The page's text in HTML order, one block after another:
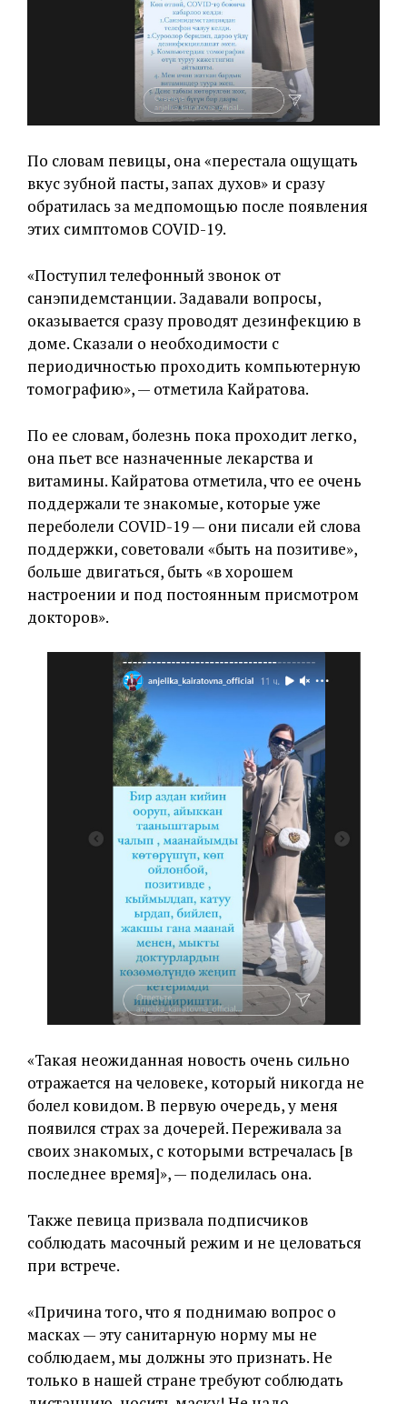
По словам певицы, она «перестала ощущать
вкус зубной пасты, запах духов» и сразу
обратилась за медпомощью после появления
этих симптомов COVID-19.
«Поступил телефонный звонок от
санэпидемстанции. Задавали вопросы,
оказывается сразу проводят дезинфекцию в
доме. Сказали о необходимости с
периодичностью проходить компьютерную
томографию», — отметила Кайратова.
По ее словам, болезнь пока проходит легко,
она пьет все назначенные лекарства и
витамины. Кайратова отметила, что ее очень
поддержали те знакомые, которые уже
переболели COVID-19 — они писали ей слова
поддержки, советовали «быть на позитиве»,
больше двигаться, быть «в хорошем
настроении и под постоянным присмотром
докторов».
«Такая неожиданная новость очень сильно
отражается на человеке, который никогда не
болел ковидом. В первую очередь, у меня
появился страх за дочерей. Переживала за
своих знакомых, с которыми встречалась [в
последнее время]», — поделилась она.
Также певица призвала подписчиков
соблюдать масочный режим и не целоваться
при встрече.
«Причина того, что я поднимаю вопрос о
масках — эту санитарную норму мы не
соблюдаем, мы должны это признать. Не
только в нашей стране требуют соблюдать